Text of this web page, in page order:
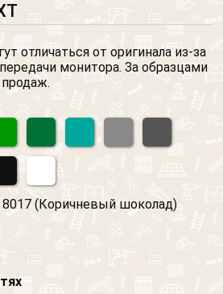
отличаться от оригинала из-за
монитора. За образцами
8017 (Коричневый шоколад)